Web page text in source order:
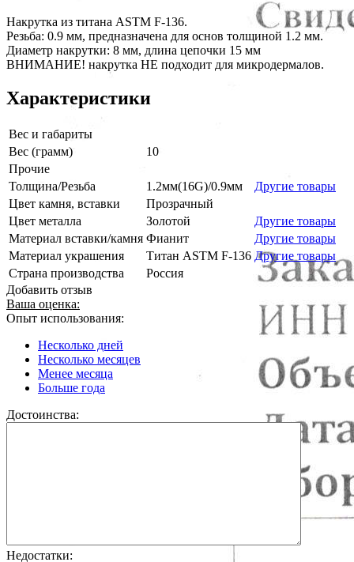
Накрутка из титана ASTM F-136.
Резьба: 0.9 мм, предназначена для основ толщиной 1.2 мм.
Диаметр накрутки: 8 мм, длина цепочки 15 мм
ВНИМАНИЕ! накрутка НЕ подходит для микродермалов.
Характеристики
Вес и габариты
Вес (грамм)
10
Прочие
Толщина/Резьба
1.2мм(16G)/0.9мм
Другие товары
Цвет камня, вставки
Прозрачный
Цвет металла
Золотой
Другие товары
Материал вставки/камня Фианит
Другие товары
Материал украшения
Титан ASTM F-136 Другие товары
Страна производства
Россия
Добавить отзыв
Ваша оценка:
Опыт использования:
Несколько дней
Несколько месяцев
Менее месяца
Больше года
Достоинства:
Недостатки: